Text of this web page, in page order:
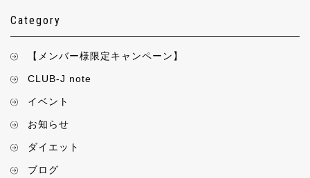
Category
【メンバー様限定キャンペーン】
CLUB-J note
イベント
お知らせ
ダイエット
ブログ